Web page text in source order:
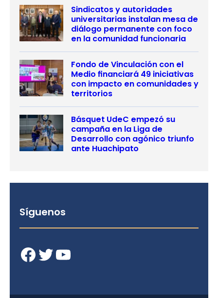
Sindicatos y autoridades
universitarias instalan mesa de
diálogo permanente con foco
en la comunidad funcionaria
Fondo de Vinculación con el
Medio financiará 49 iniciativas
con impacto en comunidades y
territorios
Básquet UdeC empezó su
campaña en la Liga de
Desarrollo con agónico triunfo
ante Huachipato
Síguenos
Facebook Twitter YouTube